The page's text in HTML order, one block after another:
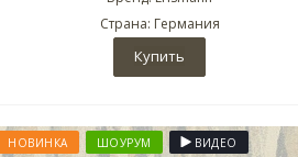
Страна: Германия
Купить
НОВИНКА ШОУРУМ ВИДЕО